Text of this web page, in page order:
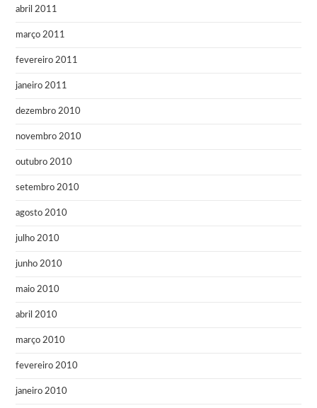
abril 2011
março 2011
fevereiro 2011
janeiro 2011
dezembro 2010
novembro 2010
outubro 2010
setembro 2010
agosto 2010
julho 2010
junho 2010
maio 2010
abril 2010
março 2010
fevereiro 2010
janeiro 2010